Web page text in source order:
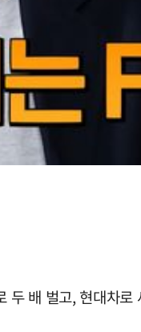
배 벌고, 현대차